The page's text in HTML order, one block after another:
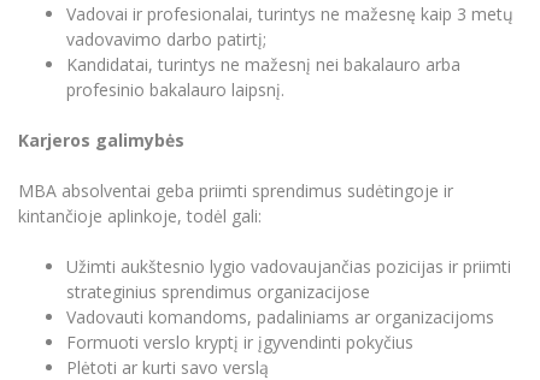
Vadovai ir profesionalai, turintys ne mažesnę kaip 3 metų
vadovavimo darbo patirtį;
Kandidatai, turintys ne mažesnį nei bakalauro arba
profesinio bakalauro laipsnį.
Karjeros galimybės
MBA absolventai geba priimti sprendimus sudėtingoje ir
kintančioje aplinkoje, todėl gali:
Užimti aukštesnio lygio vadovaujančias pozicijas ir priimti
strateginius sprendimus organizacijose
Vadovauti komandoms, padaliniams ar organizacijoms
Formuoti verslo kryptį ir įgyvendinti pokyčius
Plėtoti ar kurti savo verslą